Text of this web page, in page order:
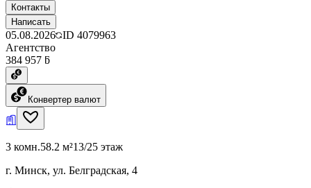
Контакты
Написать
05.08.2026 ID 4079963
Агентство
384 957 ƃ
Конвертер валют
3 комн.58.2 м²13/25 этаж
г. Минск, ул. Белградская, 4